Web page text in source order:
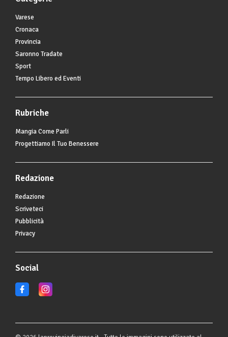
Varese
Cronaca
Provincia
Saronno Tradate
Sport
Tempo Libero ed Eventi
Rubriche
Mangia Come Parli
Progettiamo Il Tuo Benessere
Redazione
Redazione
Scriveteci
Pubblicità
Privacy
Social